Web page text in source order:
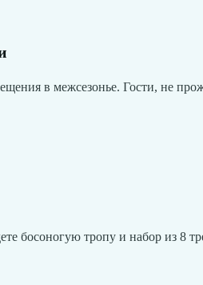
в межсезонье. Гости, не
босоногую тропу и набор из 8